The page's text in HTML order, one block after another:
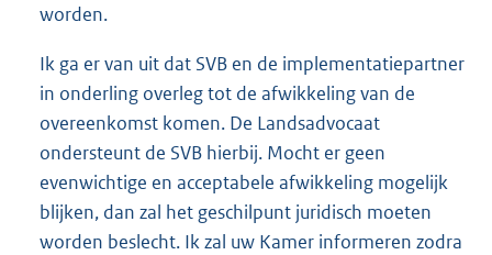
worden.
Ik ga er van uit dat SVB en de implementatiepartner
in onderling overleg tot de afwikkeling van de
overeenkomst komen. De Landsadvocaat
ondersteunt de SVB hierbij. Mocht er geen
evenwichtige en acceptabele afwikkeling mogelijk
blijken, dan zal het geschilpunt juridisch moeten
worden beslecht. Ik zal uw Kamer informeren zodra